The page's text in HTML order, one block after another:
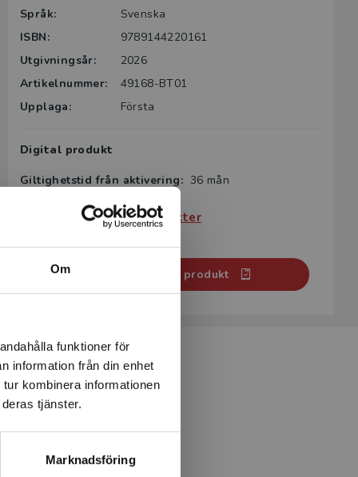
Om
funktioner för
information från din enhet
kombinera informationen
tjänster.
Marknadsföring
Språk:
Svenska
ISBN:
9789144220161
Utgivningsår:
2026
Artikelnummer:
49168-BT01
Upplaga:
Första
Digital produkt
Giltighetstid från aktivering: 36 mån
Villkor för digitala produkter
Aktivera digital produkt